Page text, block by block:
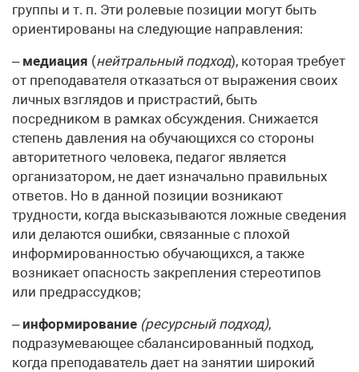
группы и т. п. Эти ролевые позиции могут быть
ориентированы на следующие направления:
–медиация (нейтральный подход), которая требует
от преподавателя отказаться от выражения своих
личных взглядов и пристрастий, быть
посредником в рамках обсуждения. Снижается
степень давления на обучающихся со стороны
авторитетного человека, педагог является
организатором, не дает изначально правильных
ответов. Но в данной позиции возникают
трудности, когда высказываются ложные сведения
или делаются ошибки, связанные с плохой
информированностью обуча­ющихся, а также
возникает опасность закрепления стереотипов
или предрассудков;
–информирование (ресурсный подход),
подразумевающее сбалансированный подход,
когда преподаватель дает на занятии широкий